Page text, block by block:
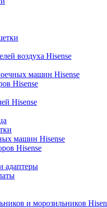
воздуха Hisense
машин Hisense
Hisense
Hisense
машин Hisense
Hisense
адаптеры
и морозильников